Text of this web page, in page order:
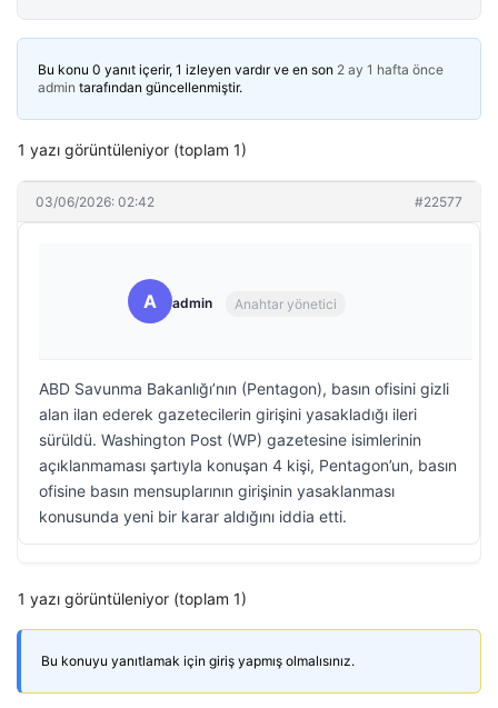
Bu konu 0 yanıt içerir, 1 izleyen vardır ve en son 2 ay 1 hafta önce
admin tarafından güncellenmiştir.
1 yazı görüntüleniyor (toplam 1)
03/06/2026: 02:42 #22577
A admin Anahtar yönetici
ABD Savunma Bakanlığı’nın (Pentagon), basın ofisini gizli
alan ilan ederek gazetecilerin girişini yasakladığı ileri
sürüldü. Washington Post (WP) gazetesine isimlerinin
açıklanmaması şartıyla konuşan 4 kişi, Pentagon’un, basın
ofisine basın mensuplarının girişinin yasaklanması
konusunda yeni bir karar aldığını iddia etti.
1 yazı görüntüleniyor (toplam 1)
Bu konuyu yanıtlamak için giriş yapmış olmalısınız.